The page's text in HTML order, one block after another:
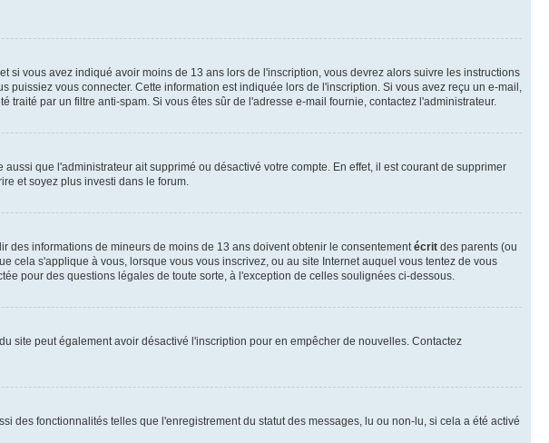
si vous avez indiqué avoir moins de 13 ans lors de l'inscription, vous devrez alors suivre les instructions
vous connecter. Cette information est indiquée lors de l'inscription. Si vous avez reçu un e-mail,
par un filtre anti-spam. Si vous êtes sûr de l'adresse e-mail fournie, contactez l'administrateur.
que l'administrateur ait supprimé ou désactivé votre compte. En effet, il est courant de supprimer
et soyez plus investi dans le forum.
informations de mineurs de moins de 13 ans doivent obtenir le consentementécrit des parents (ou
cela s'applique à vous, lorsque vous vous inscrivez, ou au site Internet auquel vous tentez de vous
pour des questions légales de toute sorte, à l'exception de celles soulignées ci-dessous.
site peut également avoir désactivé l'inscription pour en empêcher de nouvelles. Contactez
des fonctionnalités telles que l'enregistrement du statut des messages, lu ou non-lu, si cela a été activé